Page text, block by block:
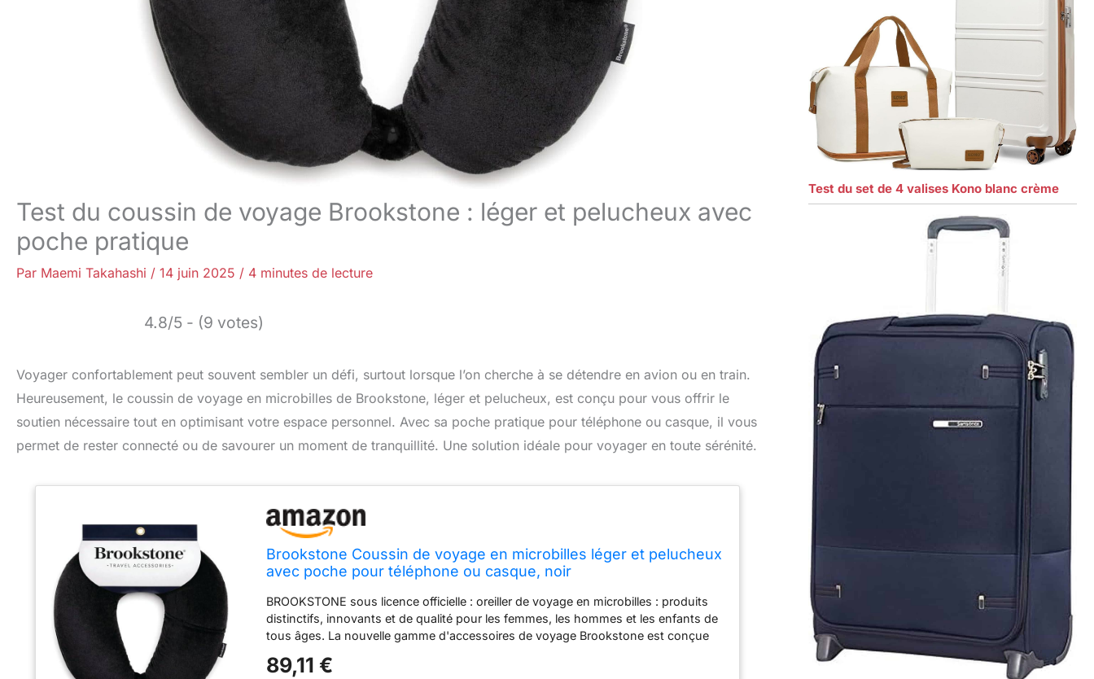
Test du coussin de voyage Brookstone : léger et pelucheux avec
poche pratique
Par Maemi Takahashi / 14 juin 2025 / 4 minutes de lecture
4.8/5 - (9 votes)
Voyager confortablement peut souvent sembler un défi, surtout lorsque l’on cherche à se détendre en avion ou en train.
Heureusement, le coussin de voyage en microbilles de Brookstone, léger et pelucheux, est conçu pour vous offrir le
soutien nécessaire tout en optimisant votre espace personnel. Avec sa poche pratique pour téléphone ou casque, il vous
permet de rester connecté ou de savourer un moment de tranquillité. Une solution idéale pour voyager en toute sérénité.
Brookstone Coussin de voyage en microbilles léger et pelucheux
avec poche pour téléphone ou casque, noir
BROOKSTONE sous licence officielle : oreiller de voyage en microbilles : produits
distinctifs, innovants et de qualité pour les femmes, les hommes et les enfants de
tous âges. La nouvelle gamme d'accessoires de voyage Brookstone est conçue
à des prix abordables. Visitez notre boutique pour trouver des cadeaux que tout
89,11 €
Test du set de 4 valises Kono blanc crème